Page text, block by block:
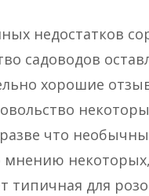
недостатков
садоводов
хорошие
что
мнению
типичная для